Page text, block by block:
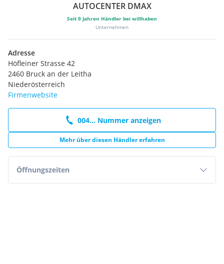
AUTOCENTER DMAX
Seit 9 Jahren Händler bei willhaben
Unternehmen
Adresse
Höfleiner Strasse 42
2460 Bruck an der Leitha
Niederösterreich
Firmenwebsite
004... Nummer anzeigen
Mehr über diesen Händler erfahren
Öffnungszeiten